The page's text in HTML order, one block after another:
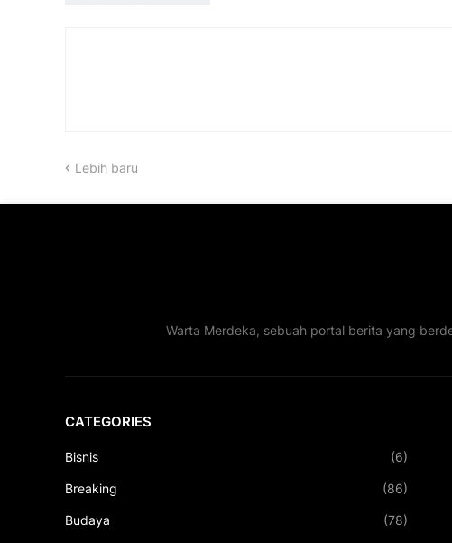
Lebih baru
Warta Merdeka, sebuah portal berita yang
CATEGORIES
Bisnis (6)
Breaking (86)
Budaya (78)